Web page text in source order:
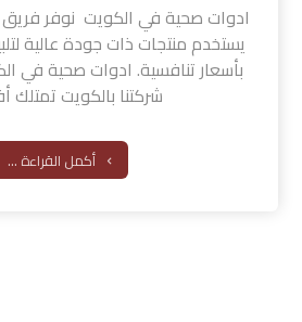
ادوات صحية في الكويت نوفر
يستخدم منتجات ذات جودة عالية
بأسعار تنافسية. ادوات صحية في
شركتنا بالكويت تمتلك
أكمل القراءة ...